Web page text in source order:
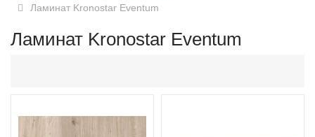
Ламинат Kronostar Eventum
Ламинат Kronostar Eventum